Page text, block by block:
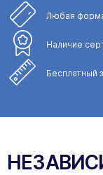
Любая
Наличие
Бесплатный